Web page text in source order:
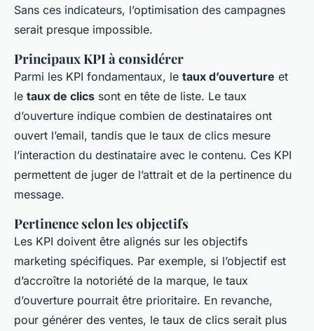
Sans ces indicateurs, l’optimisation des campagnes
serait presque impossible.
Principaux KPI à considérer
Parmi les KPI fondamentaux, le taux d’ouverture et
le taux de clics sont en tête de liste. Le taux
d’ouverture indique combien de destinataires ont
ouvert l’email, tandis que le taux de clics mesure
l’interaction du destinataire avec le contenu. Ces KPI
permettent de juger de l’attrait et de la pertinence du
message.
Pertinence selon les objectifs
Les KPI doivent être alignés sur les objectifs
marketing spécifiques. Par exemple, si l’objectif est
d’accroître la notoriété de la marque, le taux
d’ouverture pourrait être prioritaire. En revanche,
pour générer des ventes, le taux de clics serait plus